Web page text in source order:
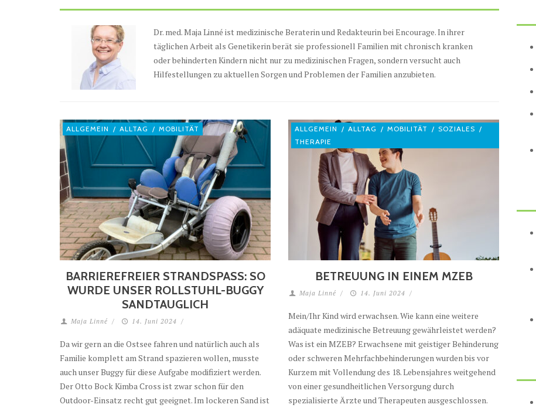
Dr. med. Maja Linné ist medizinische Beraterin und Redakteurin bei Encourage. In ihrer
täglichen Arbeit als Genetikerin berät sie professionell Familien mit chronisch kranken
oder behinderten Kindern nicht nur zu medizinischen Fragen, sondern versucht auch
Hilfestellungen zu aktuellen Sorgen und Problemen der Familien anzubieten.
ALLGEMEIN / ALLTAG / MOBILITÄT
BARRIEREFREIER STRANDSPASS: SO W
URDE UNSER ROLLSTUHL-BUGGY S
ANDTAUGLICH
Maja Linné / 14. Juni 2024 /
Da wir gern an die Ostsee fahren und natürlich auch als
Familie komplett am Strand spazieren wollen, musste
auch unser Buggy für diese Aufgabe modifiziert werden.
Der Otto Bock Kimba Cross ist zwar schon für den
Outdoor-Einsatz recht gut geeignet. Im lockeren Sand ist
ALLGEMEIN / ALLTAG / MOBILITÄT / SOZIALES /
THERAPIE
BETREUUNG IN EINEM MZEB
Maja Linné / 14. Juni 2024 /
Mein/Ihr Kind wird erwachsen. Wie kann eine weitere
adäquate medizinische Betreuung gewährleistet werden?
Was ist ein MZEB? Erwachsene mit geistiger Behinderung
oder schweren Mehrfachbehinderungen wurden bis vor
Kurzem mit Vollendung des 18. Lebensjahres weitgehend
von einer gesundheitlichen Versorgung durch
spezialisierte Ärzte und Therapeuten ausgeschlossen.